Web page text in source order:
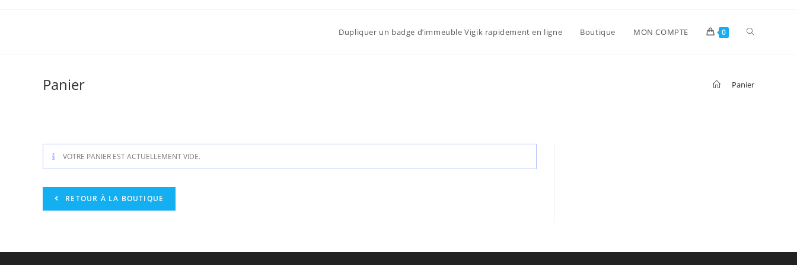
Dupliquer un badge d’immeuble Vigik rapidement en ligne Boutique MON COMPTE 0
Panier Panier
VOTRE PANIER EST ACTUELLEMENT VIDE.
RETOUR À LA BOUTIQUE